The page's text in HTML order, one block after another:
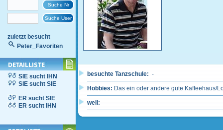
zuletzt besucht
Peter_Favoriten
SIE sucht IHN
SIE sucht SIE
ER sucht SIE
ER sucht IHN
besuchte Tanzschule: -
Hobbies: Das ein oder andere gute Kaffeehaus/
weil: